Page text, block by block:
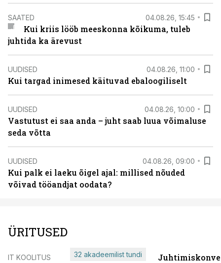
SAATED 04.08.26, 15:45
Kui kriis lööb meeskonna kõikuma, tuleb
juhtida ka ärevust
UUDISED 04.08.26, 11:00
Kui targad inimesed käituvad ebaloogiliselt
UUDISED 04.08.26, 10:00
Vastutust ei saa anda – juht saab luua võimaluse
seda võtta
UUDISED 04.08.26, 09:00
Kui palk ei laeku õigel ajal: millised nõuded
võivad tööandjat oodata?
ÜRITUSED
IT KOOLITUS 32 akadeemilist tundi